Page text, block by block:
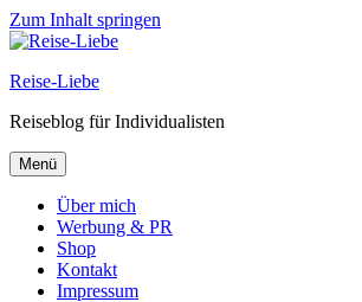
Zum Inhalt springen
Reise-Liebe
Reiseblog für Individualisten
Menü
Über mich
Werbung & PR
Shop
Kontakt
Impressum